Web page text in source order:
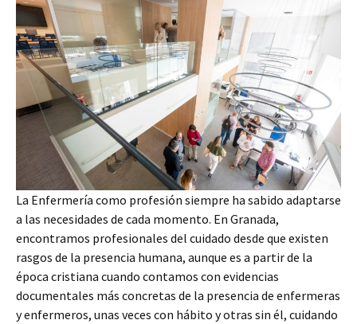
La Enfermería como profesión siempre ha sabido adaptarse
a las necesidades de cada momento. En Granada,
encontramos profesionales del cuidado desde que existen
rasgos de la presencia humana, aunque es a partir de la
época cristiana cuando contamos con evidencias
documentales más concretas de la presencia de enfermeras
y enfermeros, unas veces con hábito y otras sin él, cuidando